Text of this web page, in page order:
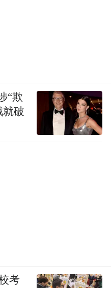
“欺
就破
考